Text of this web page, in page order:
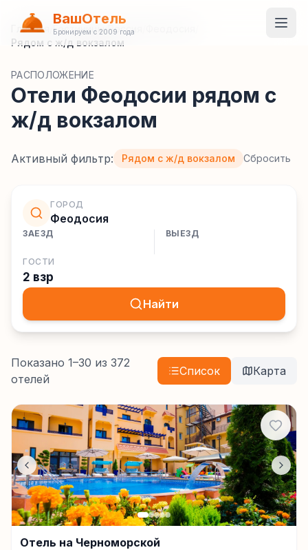
ВашОтель
Бронируем с 2009 года
Главная Гостиницы/Россия
Рядом с ж/д вокзалом
РАСПОЛОЖЕНИЕ
Отели Феодосии рядом с
ж/д вокзалом
Активный фильтр: Рядом с ж/д вокзалом Сбросить
ГОРОД
Феодосия
ЗАЕЗД ВЫЕЗД
ГОСТИ
2 взр
Найти
Показано 1–30 из 372
отелей
Список Карта
Отель на Черноморской